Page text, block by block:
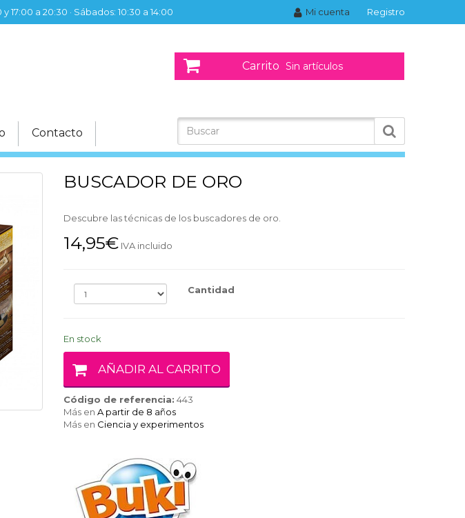
17:00 a 20:30 · Sábados: 10:30 a 14:00 Registro
Mi cuenta
Contacto
Carrito Sin artículos
BUSCADOR DE ORO
Descubre las técnicas de los buscadores de oro.
14,95€ IVA incluido
Cantidad
En stock
AÑADIR AL CARRITO
Código de referencia: 443
Más en A partir de 8 años
Más en Ciencia y experimentos